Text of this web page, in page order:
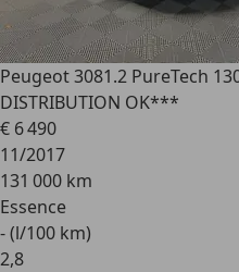
Peugeot 3081.2 PureTech
DISTRIBUTION OK***
€ 6 490
11/2017
131 000 km
Essence
- (l/100 km)
2,8